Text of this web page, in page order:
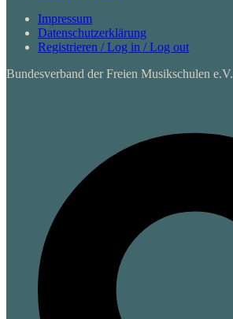
Impressum
Datenschutzerklärung
Registrieren / Log in / Log out
Bundesverband der Freien Musikschulen e.V.